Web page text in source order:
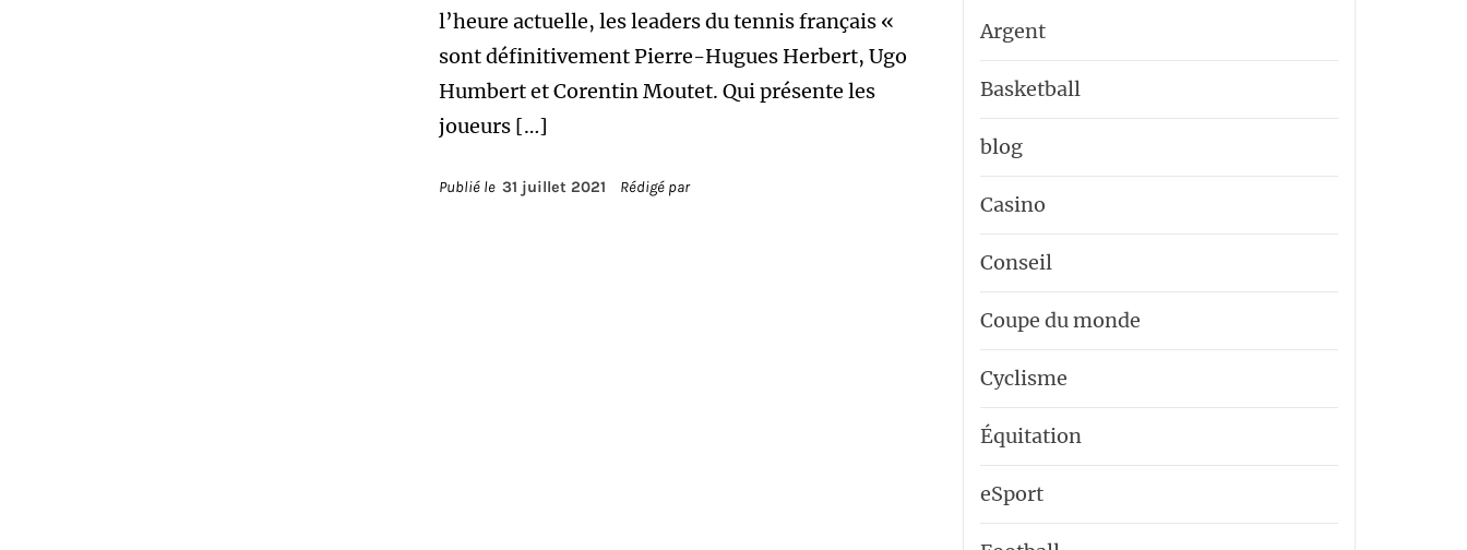
l’heure actuelle, les leaders du tennis français «
sont définitivement Pierre-Hugues Herbert, Ugo
Humbert et Corentin Moutet. Qui présente les
joueurs […]
Publié le 31 juillet 2021 Rédigé par
Argent
Basketball
blog
Casino
Conseil
Coupe du monde
Cyclisme
Équitation
eSport